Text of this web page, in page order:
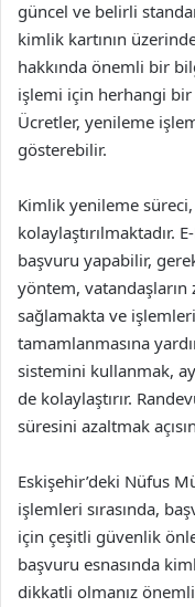
güncel ve belirli
kimlik kartının
hakkında önemli bir
işlemi için herhangi
Ücretler, yenileme
gösterebilir.
Kimlik yenileme
kolaylaştırılmaktadır.
başvuru yapabilir,
yöntem,
sağlamakta ve
tamamlanmasına
sistemini kullanmak,
de kolaylaştırır.
süresini azaltmak
Eskişehir’deki Nüfus
işlemleri sırasında,
için çeşitli güvenlik
başvuru esnasında
dikkatli olmanız